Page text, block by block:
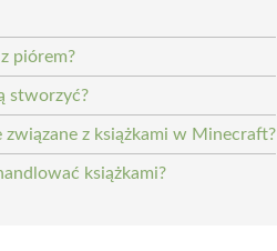
piórem?
stworzyć?
związane z książkami w Minecraft?
książkami?